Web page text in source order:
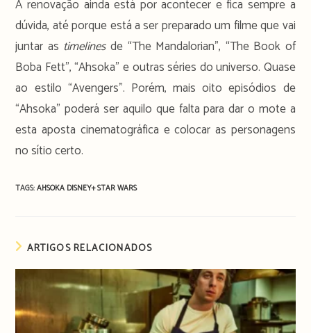
A renovação ainda está por acontecer e fica sempre a
dúvida, até porque está a ser preparado um filme que vai
juntar as timelinesde “The Mandalorian”, “The Book of
Boba Fett”, “Ahsoka” e outras séries do universo. Quase
ao estilo “Avengers”. Porém, mais oito episódios de
“Ahsoka” poderá ser aquilo que falta para dar o mote a
esta aposta cinematográfica e colocar as personagens
no sítio certo.
TAGS:AHSOKA DISNEY+STAR WARS
ARTIGOS RELACIONADOS